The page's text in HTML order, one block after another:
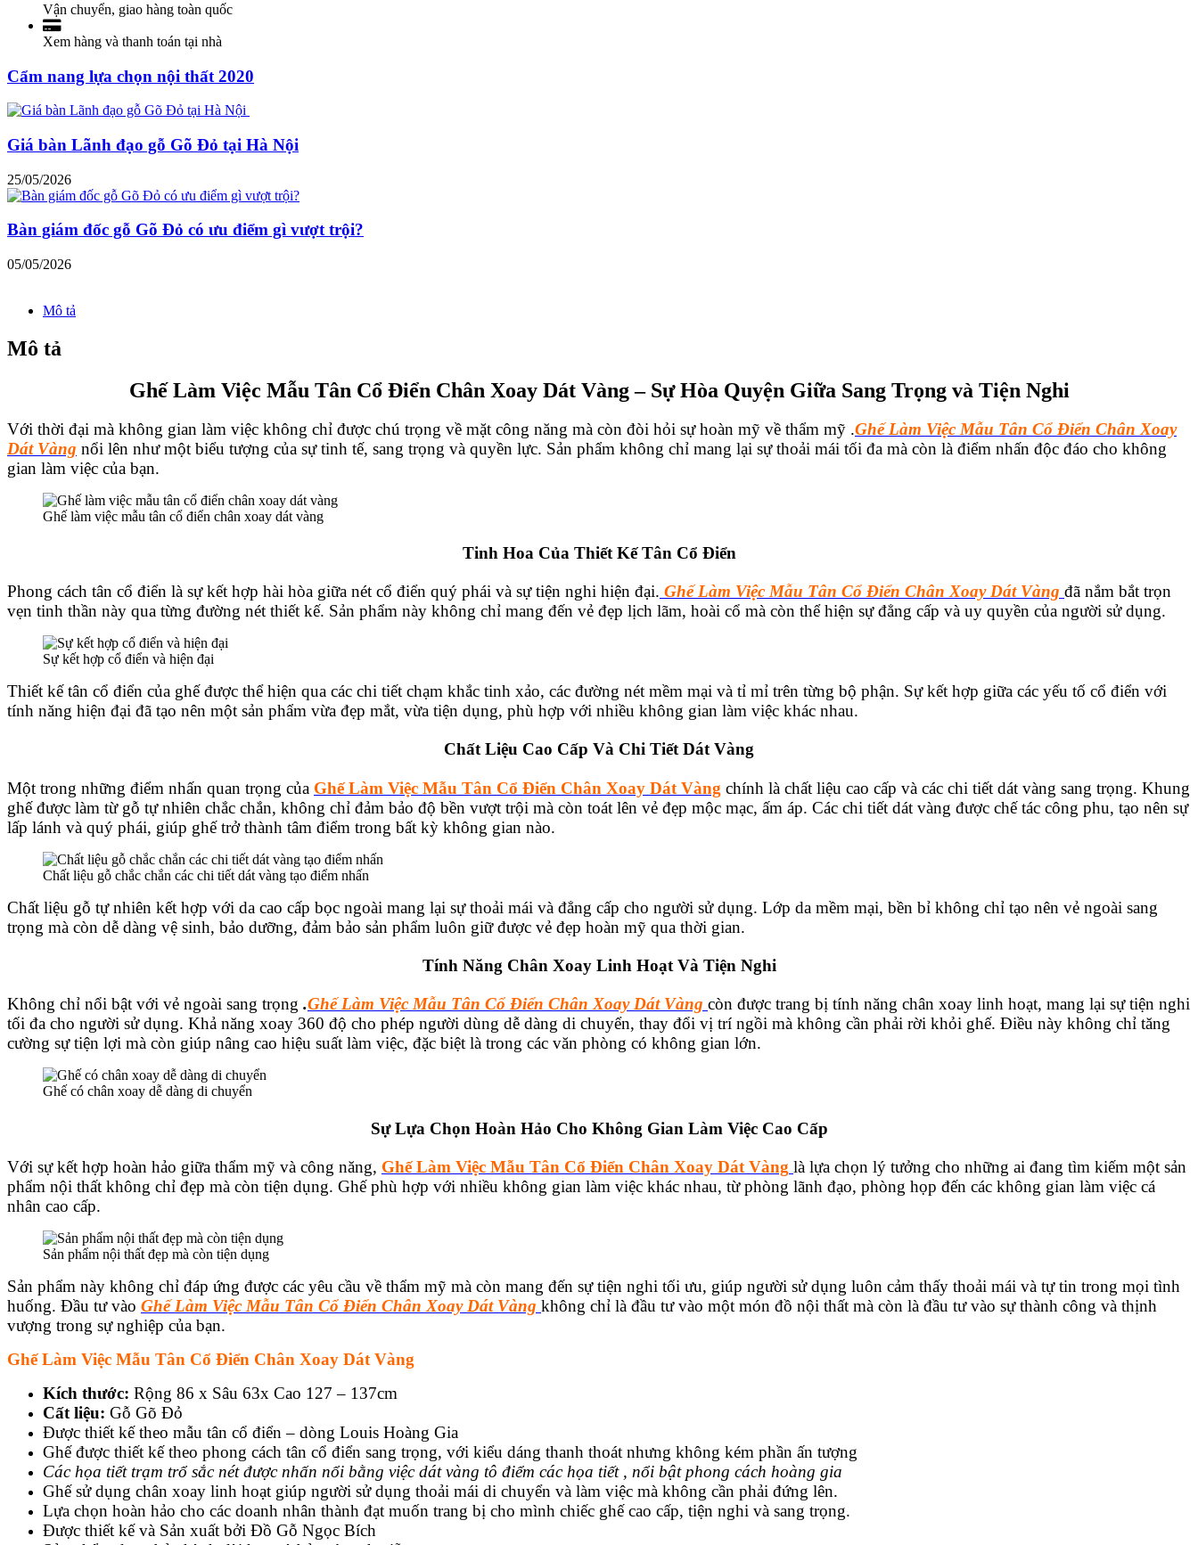
Vận chuyển, giao hàng toàn quốc
Xem hàng và thanh toán tại nhà
Cẩm nang lựa chọn nội thất 2020
Giá bàn Lãnh đạo gỗ Gõ Đỏ tại Hà Nội
25/05/2026
Bàn giám đốc gỗ Gõ Đỏ có ưu điểm gì vượt trội?
05/05/2026
Mô tả
Mô tả
Ghế Làm Việc Mẫu Tân Cổ Điển Chân Xoay Dát Vàng – Sự Hòa Quyện Giữa Sang Trọng và Tiện Nghi
Với thời đại mà không gian làm việc không chỉ được chú trọng về mặt công năng mà còn đòi hỏi sự hoàn mỹ về thẩm mỹ .Ghế Làm Việc Mẫu Tân Cổ Điển Chân Xoay
Dát Vàng nổi lên như một biểu tượng của sự tinh tế, sang trọng và quyền lực. Sản phẩm không chỉ mang lại sự thoải mái tối đa mà còn là điểm nhấn độc đáo cho không
gian làm việc của bạn.
Ghế làm việc mẫu tân cổ điển chân xoay dát vàng
Tinh Hoa Của Thiết Kế Tân Cổ Điển
Phong cách tân cổ điển là sự kết hợp hài hòa giữa nét cổ điển quý phái và sự tiện nghi hiện đại. Ghế Làm Việc Mẫu Tân Cổ Điển Chân Xoay Dát Vàng đã nắm bắt trọn
vẹn tinh thần này qua từng đường nét thiết kế. Sản phẩm này không chỉ mang đến vẻ đẹp lịch lãm, hoài cổ mà còn thể hiện sự đẳng cấp và uy quyền của người sử dụng.
Sự kết hợp cổ điển và hiện đại
Thiết kế tân cổ điển của ghế được thể hiện qua các chi tiết chạm khắc tinh xảo, các đường nét mềm mại và tỉ mỉ trên từng bộ phận. Sự kết hợp giữa các yếu tố cổ điển với
tính năng hiện đại đã tạo nên một sản phẩm vừa đẹp mắt, vừa tiện dụng, phù hợp với nhiều không gian làm việc khác nhau.
Chất Liệu Cao Cấp Và Chi Tiết Dát Vàng
Một trong những điểm nhấn quan trọng của Ghế Làm Việc Mẫu Tân Cổ Điển Chân Xoay Dát Vàng chính là chất liệu cao cấp và các chi tiết dát vàng sang trọng. Khung
ghế được làm từ gỗ tự nhiên chắc chắn, không chỉ đảm bảo độ bền vượt trội mà còn toát lên vẻ đẹp mộc mạc, ấm áp. Các chi tiết dát vàng được chế tác công phu, tạo nên sự
lấp lánh và quý phái, giúp ghế trở thành tâm điểm trong bất kỳ không gian nào.
Chất liệu gỗ chắc chắn các chi tiết dát vàng tạo điểm nhấn
Chất liệu gỗ tự nhiên kết hợp với da cao cấp bọc ngoài mang lại sự thoải mái và đẳng cấp cho người sử dụng. Lớp da mềm mại, bền bỉ không chỉ tạo nên vẻ ngoài sang
trọng mà còn dễ dàng vệ sinh, bảo dưỡng, đảm bảo sản phẩm luôn giữ được vẻ đẹp hoàn mỹ qua thời gian.
Tính Năng Chân Xoay Linh Hoạt Và Tiện Nghi
Không chỉ nổi bật với vẻ ngoài sang trọng .Ghế Làm Việc Mẫu Tân Cổ Điển Chân Xoay Dát Vàng còn được trang bị tính năng chân xoay linh hoạt, mang lại sự tiện nghi
tối đa cho người sử dụng. Khả năng xoay 360 độ cho phép người dùng dễ dàng di chuyển, thay đổi vị trí ngồi mà không cần phải rời khỏi ghế. Điều này không chỉ tăng
cường sự tiện lợi mà còn giúp nâng cao hiệu suất làm việc, đặc biệt là trong các văn phòng có không gian lớn.
Ghế có chân xoay dễ dàng di chuyển
Sự Lựa Chọn Hoàn Hảo Cho Không Gian Làm Việc Cao Cấp
Với sự kết hợp hoàn hảo giữa thẩm mỹ và công năng, Ghế Làm Việc Mẫu Tân Cổ Điển Chân Xoay Dát Vàng là lựa chọn lý tưởng cho những ai đang tìm kiếm một sản
phẩm nội thất không chỉ đẹp mà còn tiện dụng. Ghế phù hợp với nhiều không gian làm việc khác nhau, từ phòng lãnh đạo, phòng họp đến các không gian làm việc cá
nhân cao cấp.
Sản phẩm nội thất đẹp mà còn tiện dụng
Sản phẩm này không chỉ đáp ứng được các yêu cầu về thẩm mỹ mà còn mang đến sự tiện nghi tối ưu, giúp người sử dụng luôn cảm thấy thoải mái và tự tin trong mọi tình
huống. Đầu tư vào Ghế Làm Việc Mẫu Tân Cổ Điển Chân Xoay Dát Vàng không chỉ là đầu tư vào một món đồ nội thất mà còn là đầu tư vào sự thành công và thịnh
vượng trong sự nghiệp của bạn.
Ghế Làm Việc Mẫu Tân Cổ Điển Chân Xoay Dát Vàng
Kích thước: Rộng 86 x Sâu 63x Cao 127 – 137cm
Cất liệu: Gỗ Gõ Đỏ
Được thiết kế theo mẫu tân cổ điển – dòng Louis Hoàng Gia
Ghế được thiết kế theo phong cách tân cổ điển sang trọng, với kiểu dáng thanh thoát nhưng không kém phần ấn tượng
Các họa tiết trạm trổ sắc nét được nhấn nổi bằng việc dát vàng tô điểm các họa tiết , nổi bật phong cách hoàng gia
Ghế sử dụng chân xoay linh hoạt giúp người sử dụng thoải mái di chuyển và làm việc mà không cần phải đứng lên.
Lựa chọn hoàn hảo cho các doanh nhân thành đạt muốn trang bị cho mình chiếc ghế cao cấp, tiện nghi và sang trọng.
Được thiết kế và Sản xuất bởi Đồ Gỗ Ngọc Bích